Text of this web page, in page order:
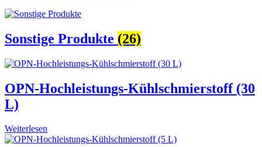
Sonstige Produkte (26)
OPN-Hochleistungs-Kühlschmierstoff (30
L)
Weiterlesen